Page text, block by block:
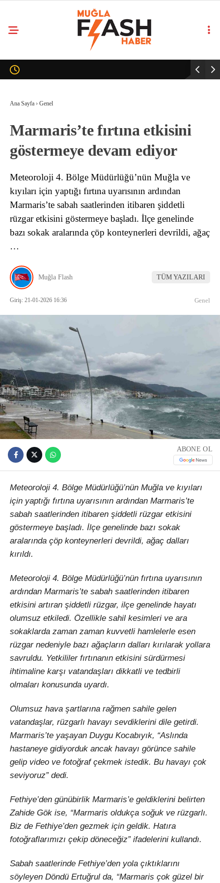
Ana Sayfa › Genel
Marmaris’te fırtına etkisini
göstermeye devam ediyor
Meteoroloji 4. Bölge Müdürlüğü’nün Muğla ve
kıyıları için yaptığı fırtına uyarısının ardından
Marmaris’te sabah saatlerinden itibaren şiddetli
rüzgar etkisini göstermeye başladı. İlçe genelinde
bazı sokak aralarında çöp konteynerleri devrildi, ağaç
…
Muğla Flash TÜM YAZILARI
Giriş: 21-01-2026 16:36 Genel
ABONE OL
Meteoroloji 4. Bölge Müdürlüğü’nün Muğla ve kıyıları
için yaptığı fırtına uyarısının ardından Marmaris’te
sabah saatlerinden itibaren şiddetli rüzgar etkisini
göstermeye başladı. İlçe genelinde bazı sokak
aralarında çöp konteynerleri devrildi, ağaç dalları
kırıldı.
Meteoroloji 4. Bölge Müdürlüğü’nün fırtına uyarısının
ardından Marmaris’te sabah saatlerinden itibaren
etkisini artıran şiddetli rüzgar, ilçe genelinde hayatı
olumsuz etkiledi. Özellikle sahil kesimleri ve ara
sokaklarda zaman zaman kuvvetli hamlelerle esen
rüzgar nedeniyle bazı ağaçların dalları kırılarak yollara
savruldu. Yetkililer fırtınanın etkisini sürdürmesi
ihtimaline karşı vatandaşları dikkatli ve tedbirli
olmaları konusunda uyardı.
Olumsuz hava şartlarına rağmen sahile gelen
vatandaşlar, rüzgarlı havayı sevdiklerini dile getirdi.
Marmaris’te yaşayan Duygu Kocabıyık, “Aslında
hastaneye gidiyorduk ancak havayı görünce sahile
gelip video ve fotoğraf çekmek istedik. Bu havayı çok
seviyoruz” dedi.
Fethiye’den günübirlik Marmaris’e geldiklerini belirten
Zahide Gök ise, “Marmaris oldukça soğuk ve rüzgarlı.
Biz de Fethiye’den gezmek için geldik. Hatıra
fotoğraflarımızı çekip döneceğiz” ifadelerini kullandı.
Sabah saatlerinde Fethiye’den yola çıktıklarını
söyleyen Döndü Ertuğrul da, “Marmaris çok güzel bir